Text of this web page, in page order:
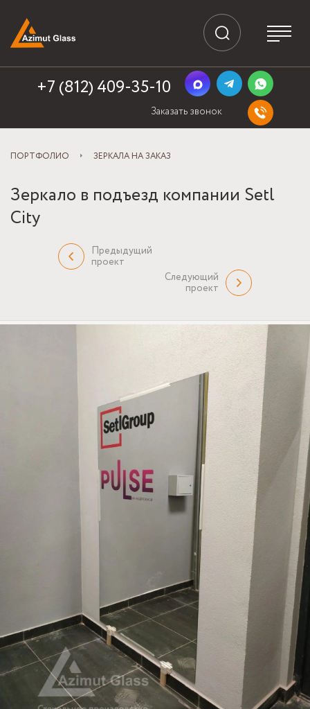
+7 (812) 409-35-10
Заказать звонок
ПОРТФОЛИО ЗЕРКАЛА НА ЗАКАЗ
Зеркало в подъезд компании Setl
City
Предыдущий
проект
Следующий
проект